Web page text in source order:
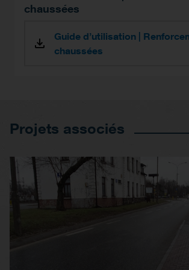
chaussées
Guide d’utilisation |
chaussées
Projets associés